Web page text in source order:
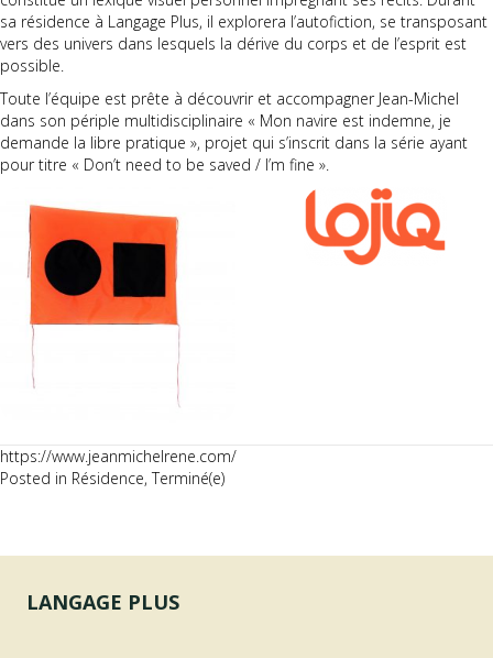
sa résidence à Langage Plus, il explorera l’autofiction, se transposant
vers des univers dans lesquels la dérive du corps et de l’esprit est
possible.
Toute l’équipe est prête à découvrir et accompagner Jean-Michel
dans son périple multidisciplinaire « Mon navire est indemne, je
demande la libre pratique », projet qui s’inscrit dans la série ayant
pour titre « Don’t need to be saved / I’m fine ».
https://www.jeanmichelrene.com/
Posted in Résidence,Terminé(e)
LANGAGE PLUS